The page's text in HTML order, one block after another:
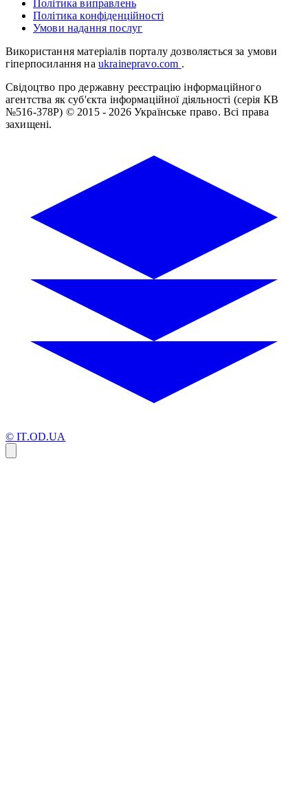
Політика виправлень
Політика конфіденційності
Умови надання послуг
Використання матеріалів порталу дозволяється за умови
гіперпосилання на ukrainepravo.com .
Свідоцтво про державну реєстрацію інформаційного
агентства як суб'єкта інформаційної діяльності (серія КВ
№516-378Р) © 2015 - 2026 Українське право. Всі права
захищені.
© IT.OD.UA